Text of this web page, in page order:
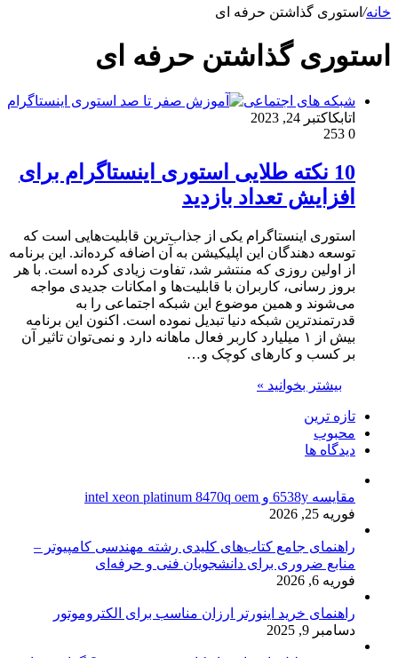
خانه/ استوری گذاشتن حرفه ای
استوری گذاشتن حرفه ای
شبکه های اجتماعی
اتابکاکتبر 24, 2023
0
10 نکته طلایی استوری اینستاگرام برای
افزایش تعداد بازدید
استوری اینستاگرام یکی از جذاب‌ترین قابلیت‌هایی است که
توسعه دهندگان این اپلیکیشن به آن اضافه کرده‌اند. این برنامه
از اولین روزی که منتشر شد، تفاوت زیادی کرده است. با هر
بروز رسانی، کاربران با قابلیت‌ها و امکانات جدیدی مواجه
می‌شوند و همین موضوع این شبکه اجتماعی را به
قدرتمندترین شبکه دنیا تبدیل نموده است. اکنون این برنامه
بیش از ۱ میلیارد کاربر فعال ماهانه دارد و نمی‌توان تاثیر آن
بر کسب و کارهای کوچک و…
بیشتر بخوانید »
تازه ترین
محبوب
دیدگاه ها
مقایسه 6538y و intel xeon platinum 8470q oem
فوریه 25, 2026
راهنمای جامع کتاب‌های کلیدی رشته مهندسی کامپیوتر –
منابع ضروری برای دانشجویان فنی و حرفه‌ای
فوریه 6, 2026
راهنمای خرید اینورتر ارزان مناسب برای الکتروموتور
دسامبر 9, 2025